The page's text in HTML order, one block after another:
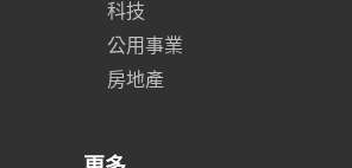
科技
公用事業
房地產